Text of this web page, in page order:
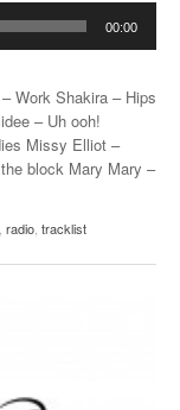
00:00
Work Shakira – Hips
– Uh ooh!
Missy Elliot –
block Mary Mary –
, radio, tracklist